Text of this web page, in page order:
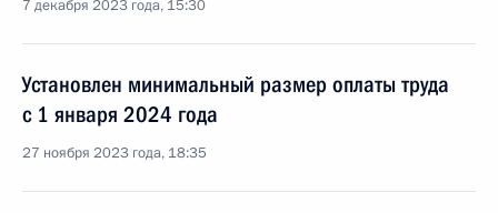
7 декабря 2023 года, 15:30
Установлен минимальный размер оплаты труда
с 1 января 2024 года
27 ноября 2023 года, 18:35